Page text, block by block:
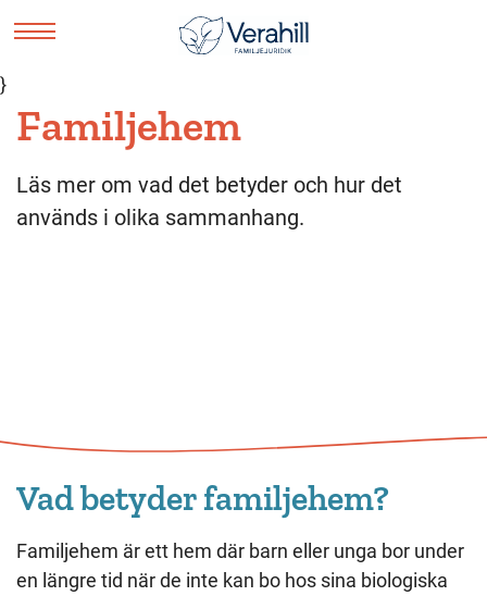
}
Familjehem
Läs mer om vad det betyder och hur det
används i olika sammanhang.
Vad betyder familjehem?
Familjehem är ett hem där barn eller unga bor under
en längre tid när de inte kan bo hos sina biologiska